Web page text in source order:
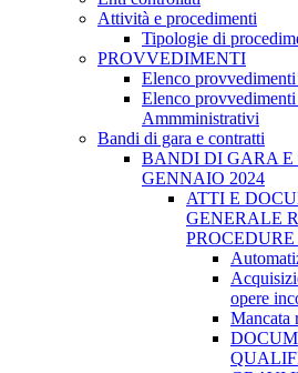
Attività e procedimenti
Tipologie di
PROVVEDIMENTI
Elenco
Elenco
Ammministrativi
Bandi di gara e contratti
BANDI DI GARA E
GENNAIO 2024
ATTI E
GENERALE
opere
Mancata